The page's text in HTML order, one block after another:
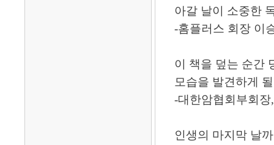
아갈 날이 소중한
-홈플러스 회장 이
이 책을 덮는 순간
모습을 발견하게
-대한암협회부회
인생의 마지막 날